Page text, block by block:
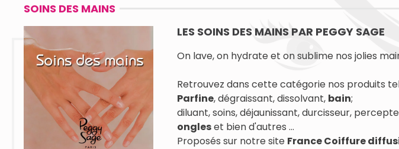
SOINS DES MAINS
LES SOINS DES MAINS PAR PEGGY SAGE
On lave, on hydrate et on sublime nos jolies
Retrouvez dans cette catégorie nos produits
Parfine, dégraissant, dissolvant, bain;
diluant, soins, déjaunissant, durcisseur,
ongleset bien d'autres ...
Proposés sur notre site France Coiffure